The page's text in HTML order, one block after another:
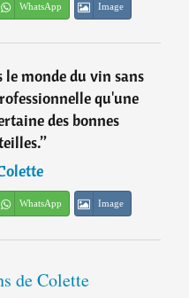
WhatsApp Image
le monde du vin sans
qu'une
des bonnes
”
WhatsApp Image
de Colette